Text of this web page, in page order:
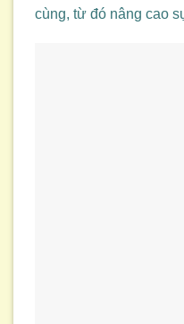
cùng, từ đó nâng cao